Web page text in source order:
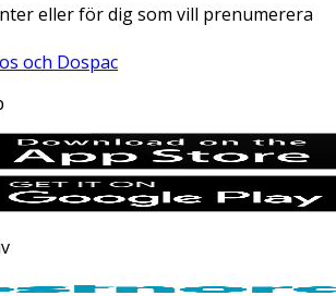
eller för dig som vill prenumerera
och Dospac